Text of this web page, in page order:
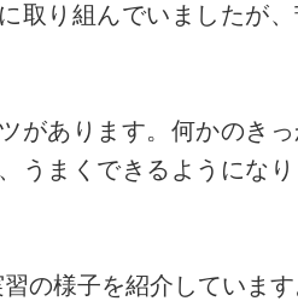
取り組んでいましたが
があります。何かのき
うまくできるようにな
の様子を紹介していま